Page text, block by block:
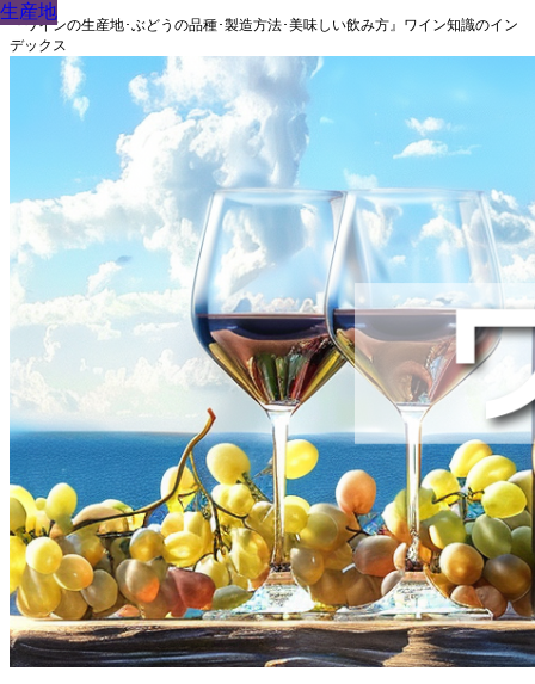
『ワインの生産地･ぶどうの品種･製造方法･美味しい飲み方』ワイン知識のイン
デックス
生産地
生産地
生産地
生産地
生産地
生産地
生産地
生産地
生産地